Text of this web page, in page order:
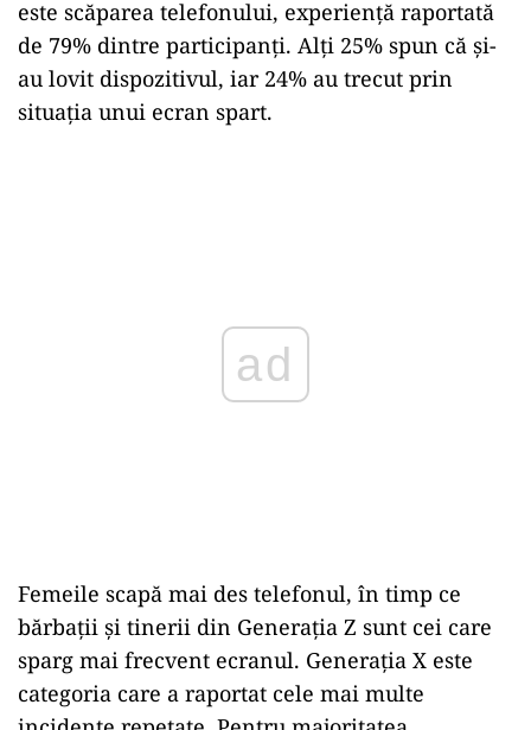
este scăparea telefonului, experiență raportată
de 79% dintre participanți. Alți 25% spun că și-
au lovit dispozitivul, iar 24% au trecut prin
situația unui ecran spart.
ad
Femeile scapă mai des telefonul, în timp ce
bărbații și tinerii din Generația Z sunt cei care
sparg mai frecvent ecranul. Generația X este
categoria care a raportat cele mai multe